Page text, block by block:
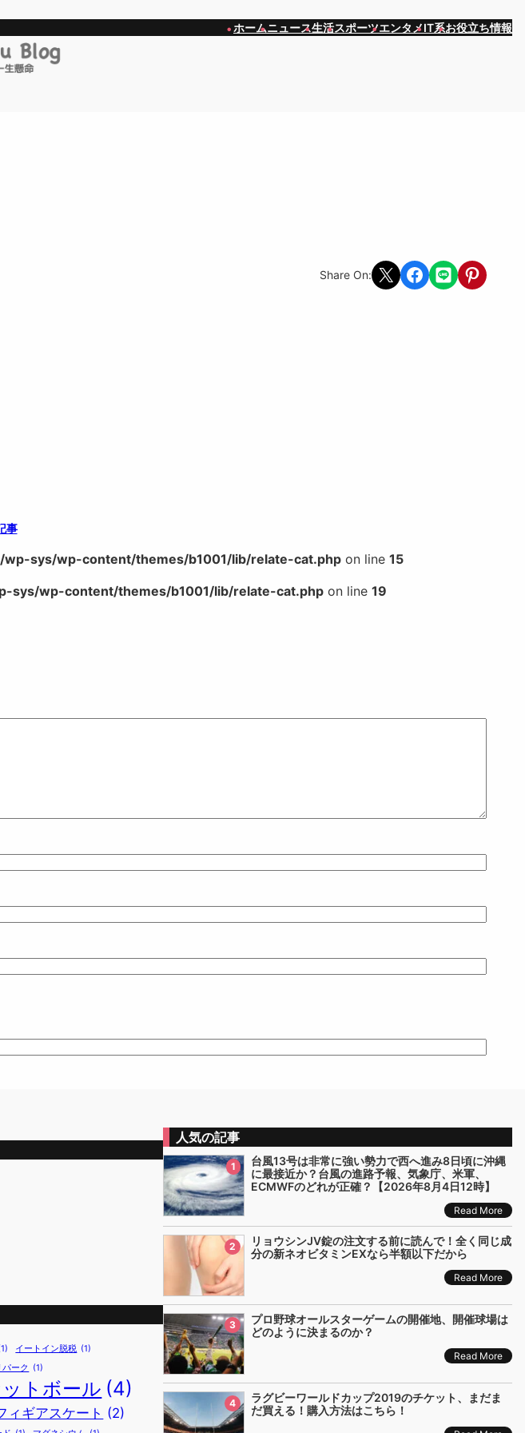
ホームニュース生活スポーツエンタメIT系お役立ち情報
Share On: Share on X Share on Facebook
Share on LINEShare on
事
sys/wp-content/themes/b1001/lib/relate-cat.php on line 15
sys/wp-content/themes/b1001/lib/relate-cat.php on line 19
イートイン脱税 (1)
パーク (1)
トボール (4)
ィギアスケート (2)
人気の記事
1
台風13号は非常に強い勢力で西へ進み8日頃に沖縄
に最接近か？台風の進路予報、気象庁、米軍、
ECMWFのどれが正確？【2026年8月4日12時】
Read More
2
リョウシンJV錠の注文する前に読んで！全く同じ成
分の新ネオビタミンEXなら半額以下だから
Read More
3
プロ野球オールスターゲームの開催地、開催球場は
どのように決まるのか？
Read More
4
ラグビーワールドカップ2019のチケット、まだま
だ買える！購入方法はこちら！